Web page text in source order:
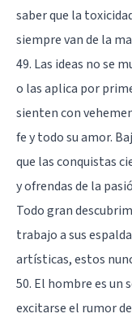
saber que la
siempre van de la
49. Las ideas no se
o las aplica por
sienten con
fe y todo su amor.
que las conquistas
y ofrendas de la
Todo gran
trabajo a sus
artísticas, estos
50. El hombre es un
excitarse el rumor